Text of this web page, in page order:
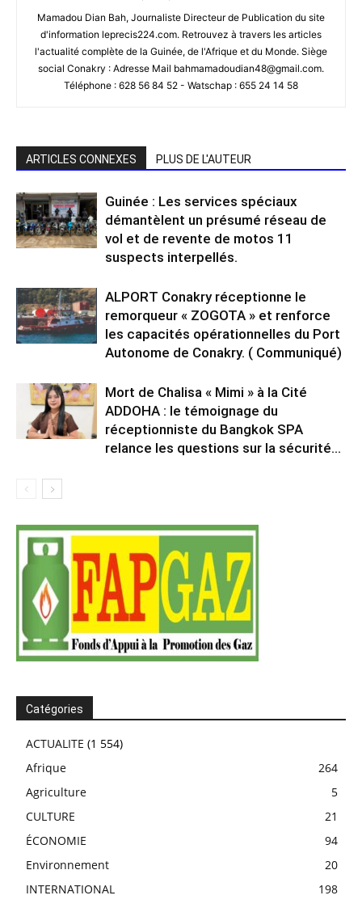
Mamadou Dian Bah, Journaliste Directeur de Publication du site
d'information leprecis224.com. Retrouvez à travers les articles
l'actualité complète de la Guinée, de l'Afrique et du Monde. Siège
social Conakry : Adresse Mail bahmamadoudian48@gmail.com.
Téléphone : 628 56 84 52 - Watschap : 655 24 14 58
ARTICLES CONNEXES PLUS DE L'AUTEUR
Guinée : Les services spéciaux
démantèlent un présumé réseau de
vol et de revente de motos 11
suspects interpellés.
ALPORT Conakry réceptionne le
remorqueur « ZOGOTA » et renforce
les capacités opérationnelles du Port
Autonome de Conakry. ( Communiqué)
Mort de Chalisa « Mimi » à la Cité
ADDOHA : le témoignage du
réceptionniste du Bangkok SPA
relance les questions sur la sécurité...
Catégories
ACTUALITE (1 554)
Afrique
264
Agriculture
5
CULTURE
21
ÉCONOMIE
94
Environnement
20
INTERNATIONAL
198